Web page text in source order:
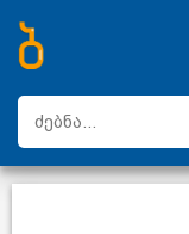
ახალი სიტყვები
ტოპ სიტყვები
დღის ტოპ
ტოპ